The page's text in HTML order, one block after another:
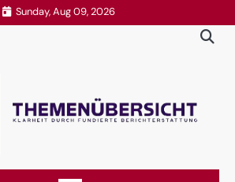
Sunday, Aug 09, 2026